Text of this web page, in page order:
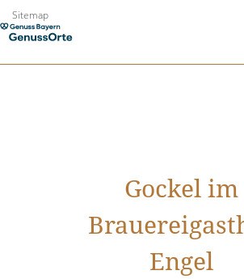
Zum
Inhalt
Sitemap
Gockel im
Engel